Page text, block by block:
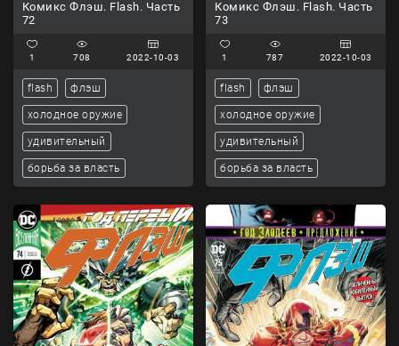
Комикс Флэш. Flash. Часть
72
1 708 2022-10-03
flash флэш
холодное оружие
удивительный
борьба за власть
Комикс Флэш. Flash. Часть
73
1 787 2022-10-03
flash флэш
холодное оружие
удивительный
борьба за власть